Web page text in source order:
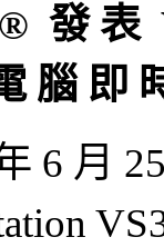
發 表
腦 即
6 月